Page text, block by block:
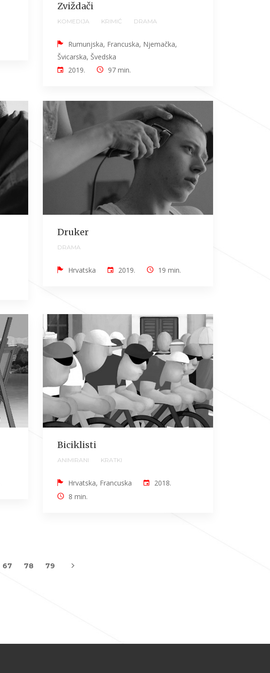
Zviždači
KOMEDIJA KRIMIĆ DRAMA
Rumunjska, Francuska, Njemačka,
Švicarska, Švedska
2019.
97 min.
Druker
DRAMA
Hrvatska 2019. 19 min.
Biciklisti
ANIMIRANI KRATKI
Hrvatska, Francuska
2018.
8 min.
67 78 79